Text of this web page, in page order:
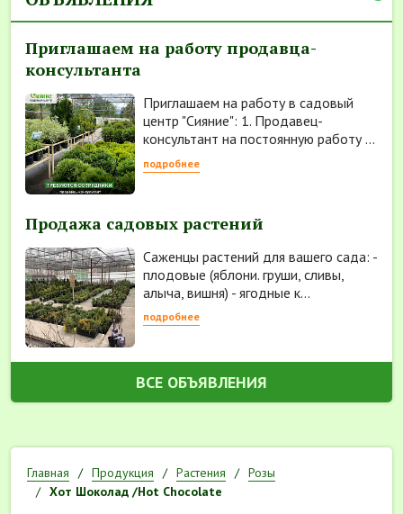
Приглашаем на работу продавца-
консультанта
Приглашаем на работу в садовый
центр "Сияние": 1. Продавец-
консультант на постоянную работу ...
подробнее
Продажа садовых растений
Саженцы растений для вашего сада: -
плодовые (яблони. груши, сливы,
алыча, вишня) - ягодные к...
подробнее
ВСЕ ОБЪЯВЛЕНИЯ
Главная Продукция Растения
Розы
Хот Шоколад /Hot Chocolate